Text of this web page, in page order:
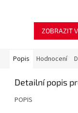
ZOBRAZIT
Popis Hodnocení
Detailní popis
POPIS